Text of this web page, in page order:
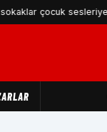
sesleriye yankılandı